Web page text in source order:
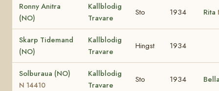
Ronny Anitra
(NO)
Kallblodig
Travare
Sto 1934 Rita
Skarp Tidemand
(NO)
Kallblodig
Travare
Hingst 1934
Solburaua (NO)
N 14410
Kallblodig
Travare
Sto 1934